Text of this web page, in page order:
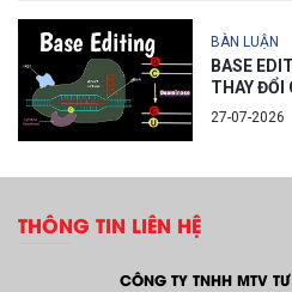
BÀN LUẬN
BASE
THAY ĐỔI
27-07-2026
THÔNG TIN LIÊN HỆ
CÔNG TY TNHH MTV